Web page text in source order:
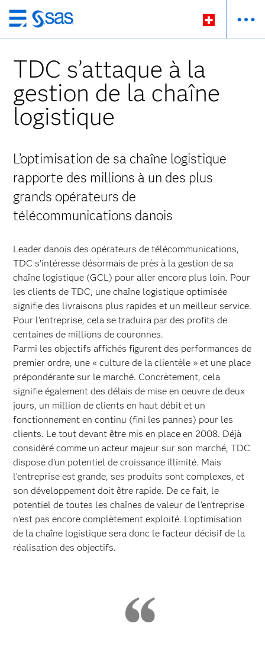
Passer
au
principal
TDC s’attaque à la
gestion de la chaîne
logistique
L’optimisation de sa chaîne logistique
rapporte des millions à un des plus
grands opérateurs de
télécommunications danois
Leader danois des opérateurs de télécommunications,
TDC s’intéresse désormais de près à la gestion de sa
chaîne logistique (GCL) pour aller encore plus loin. Pour
les clients de TDC, une chaîne logistique optimisée
signifie des livraisons plus rapides et un meilleur service.
Pour l’entreprise, cela se traduira par des profits de
centaines de millions de couronnes.
Parmi les objectifs affichés figurent des performances de
premier ordre, une « culture de la clientèle » et une place
prépondérante sur le marché. Concrètement, cela
signifie également des délais de mise en oeuvre de deux
jours, un million de clients en haut débit et un
fonctionnement en continu (fini les pannes) pour les
clients. Le tout devant être mis en place en 2008. Déjà
considéré comme un acteur majeur sur son marché, TDC
dispose d’un potentiel de croissance illimité. Mais
l’entreprise est grande, ses produits sont complexes, et
son développement doit être rapide. De ce fait, le
potentiel de toutes les chaînes de valeur de l’entreprise
n’est pas encore complètement exploité. L’optimisation
de la chaîne logistique sera donc le facteur décisif de la
réalisation des objectifs.